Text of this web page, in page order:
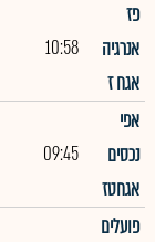
פז
אנרגיה
אגח ז
10:58
אפי
נכסים
אגחטז
09:45
פועלים